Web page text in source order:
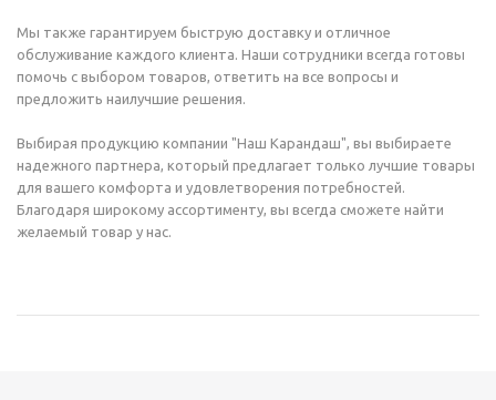
Мы также гарантируем быструю доставку и отличное
обслуживание каждого клиента. Наши сотрудники всегда готовы
помочь с выбором товаров, ответить на все вопросы и
предложить наилучшие решения.
Выбирая продукцию компании "Наш Карандаш", вы выбираете
надежного партнера, который предлагает только лучшие товары
для вашего комфорта и удовлетворения потребностей.
Благодаря широкому ассортименту, вы всегда сможете найти
желаемый товар у нас.